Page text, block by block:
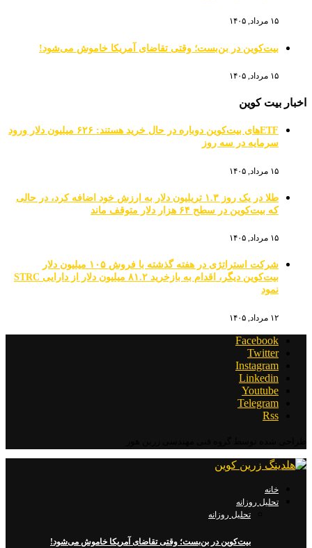
۱۵ مرداد, ۱۴۰۵
بیت‌کوین در بن‌بست؛ وقتی تقاضای آمریکا خاموش می‌شود!
۱۵ مرداد, ۱۴۰۵
اخبار بیت کوین
ETFهای بیت‌کوین دوباره در حال خرید هستند: ۶۲۶ میلیون دلار ورود
سرمایه در سه روز
۱۵ مرداد, ۱۴۰۵
طلا در یک روز ۱.۳ تریلیون دلار به ارزش خود اضافه کرد، در حالی
که بیت‌کوین در سطح ۶۴ هزار دلار متوقف ماند
۱۵ مرداد, ۱۴۰۵
شرکت استراتژی در هفته گذشته با فروش ۱۰۵ میلیون دلار
بیت‌کوین دیگر، اقدام به بازخرید ۸۱.۲ میلیون دلار از دارایی STRC
نمود
۱۲ مرداد, ۱۴۰۵
Facebook
Twitter
Instagram
Linkedin
Youtube
Telegram
Rss
خانه
تحلیل روزانه
تحلیل روزانه
بیت‌کوین در بن‌بست؛ وقتی تقاضای آمریکا خاموش می‌شود!